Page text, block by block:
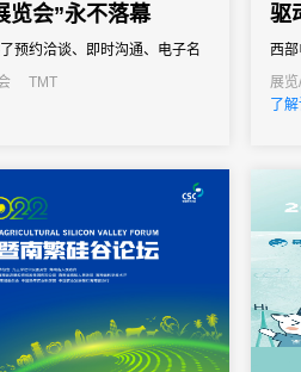
览会”永不落幕
预约洽谈、即时沟通、电子名
动，线上赋能，创新展会举办
TMT
驱
西
电
展
了